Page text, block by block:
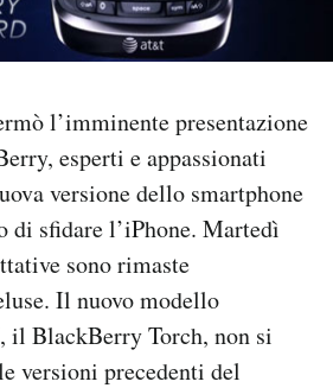
l’imminente presentazione
esperti e appassionati
versione dello smartphone
di sfidare l’iPhone. Martedì
sono rimaste
Il nuovo modello
il BlackBerry Torch, non si
versioni precedenti del